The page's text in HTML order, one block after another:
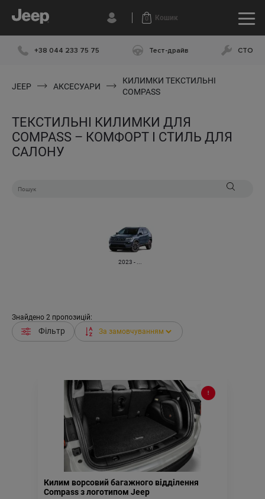
0 Кошик
+38 044 233 75 75 Тест-драйв СТО
JEEP АКСЕСУАРИ
КИЛИМКИ ТЕКСТИЛЬНІ
COMPASS
ТЕКСТИЛЬНІ КИЛИМКИ ДЛЯ
COMPASS – КОМФОРТ І СТИЛЬ ДЛЯ
САЛОНУ
2023 - ...
Знайдено 2 пропозицій:
Фільтр
Килим ворсовий багажного відділення
Compass з логотипом Jeep